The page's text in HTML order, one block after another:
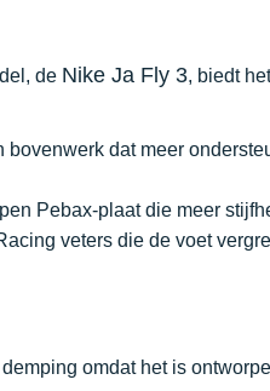
de Nike Ja Fly 3, biedt
bovenwerk dat meer
Pebax-plaat die meer
veters die de voet
omdat het is